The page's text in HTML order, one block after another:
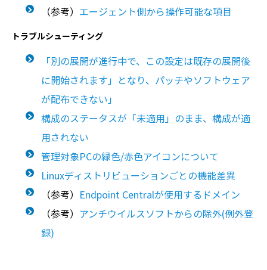
（参考） エージェント側から操作可能な項目
トラブルシューティング
「別の展開が進行中で、この設定は既存の展開後
に開始されます」となり、パッチやソフトウェア
が配布できない」
構成のステータスが「未適用」のまま、構成が適
用されない
管理対象PCの緑色/赤色アイコンについて
Linuxディストリビューションごとの機能差異
（参考） Endpoint Centralが使用するドメイン
（参考） アンチウイルスソフトからの除外(例外登
録)